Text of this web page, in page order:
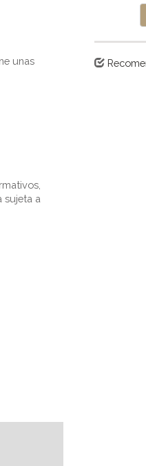
unas
sujeta a